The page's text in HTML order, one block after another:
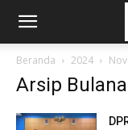
Beranda 2024
Arsip